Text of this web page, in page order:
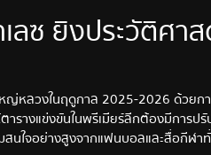
ลซ ยิงประวัติศา
ญ่หลวงในฤดูกาล 2025-2026 ด้วยกา
รางแข่งขันในพรีเมียร์ลีกต้องมีการปรั
นใจอย่างสูงจากแฟนบอลและสื่อกีฬา